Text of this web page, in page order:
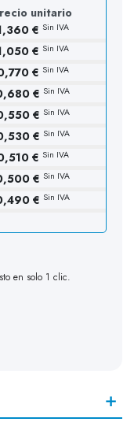
unitario
€ Sin IVA
€ Sin IVA
€ Sin IVA
€ Sin IVA
€ Sin IVA
€ Sin IVA
€ Sin IVA
€ Sin IVA
€ Sin IVA
en solo 1 clic.